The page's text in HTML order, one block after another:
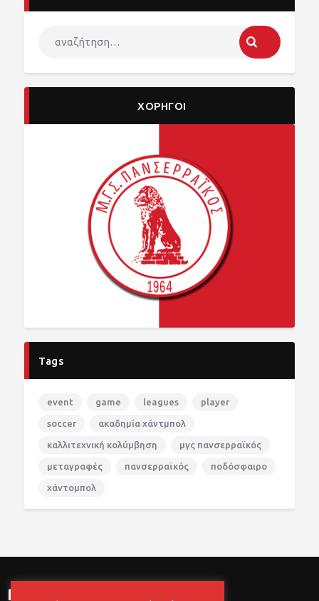
ΧΟΡΗΓΟΙ
Tags
event game leagues player
soccer ακαδημία χάντμπολ
καλλιτεχνική κολύμβηση μγς πανσερραϊκός
μεταγραφές πανσερραϊκός ποδόσφαιρο
χάντομπολ
newsletter